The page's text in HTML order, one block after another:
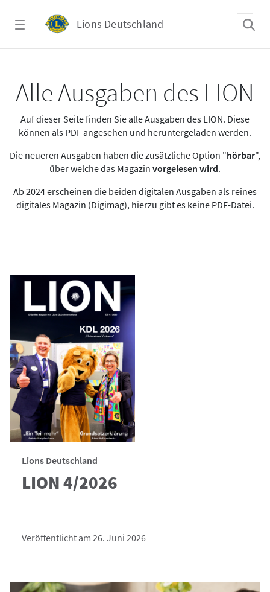
Lions Deutschland
Alle Ausgaben des LION
Auf dieser Seite finden Sie alle Ausgaben des LION. Diese
können als PDF angesehen und heruntergeladen werden.
Die neueren Ausgaben haben die zusätzliche Option "hörbar",
über welche das Magazin vorgelesen wird.
Ab 2024 erscheinen die beiden digitalen Ausgaben als reines
digitales Magazin (Digimag), hierzu gibt es keine PDF-Datei.
Lions Deutschland
LION 4/2026
Veröffentlicht am 26. Juni 2026